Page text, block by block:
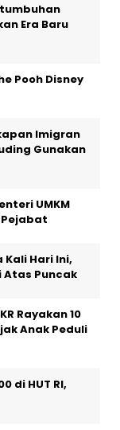
Era Baru
Pooh Disney
Imigran
Gunakan
UMKM
Pejabat
Kali Hari Ini,
Atas Puncak
Rayakan 10
Anak Peduli
di HUT RI,